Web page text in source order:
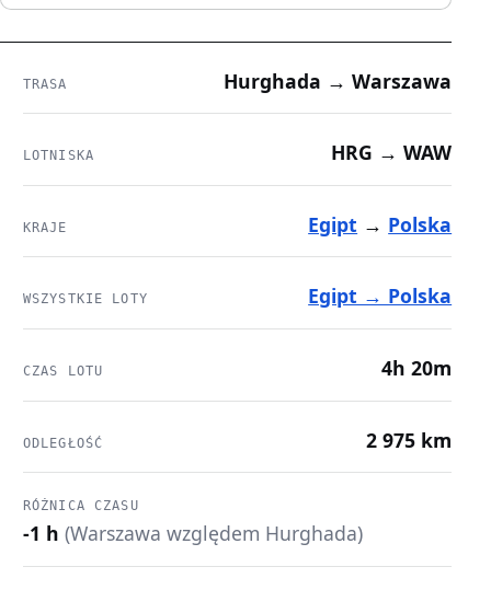
TRASA Hurghada → Warszawa
LOTNISKA HRG → WAW
KRAJE Egipt → Polska
WSZYSTKIE LOTY Egipt → Polska
CZAS LOTU 4h 20m
ODLEGŁOŚĆ 2 975 km
RÓŻNICA CZASU
-1 h (Warszawa względem Hurghada)